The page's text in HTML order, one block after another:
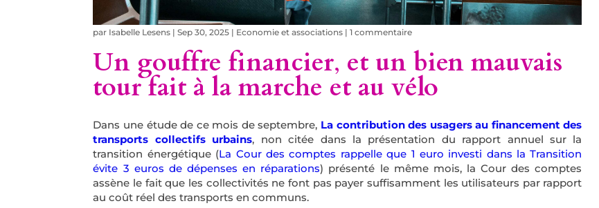
par Isabelle Lesens |Sep 30, 2025 | Economie et associations |1 commentaire
Un gouffre financier, et un bien mauvais
tour fait à la marche et au vélo
Dans une étude de ce mois de septembre, La contribution des usagers au financement des
transports collectifs urbains, non citée dans la présentation du rapport annuel sur la
transition énergétique (La Cour des comptes rappelle que 1 euro investi dans la Transition
évite 3 euros de dépenses en réparations) présenté le même mois, la Cour des comptes
assène le fait que les collectivités ne font pas payer suffisamment les utilisateurs par rapport
au coût réel des transports en communs.